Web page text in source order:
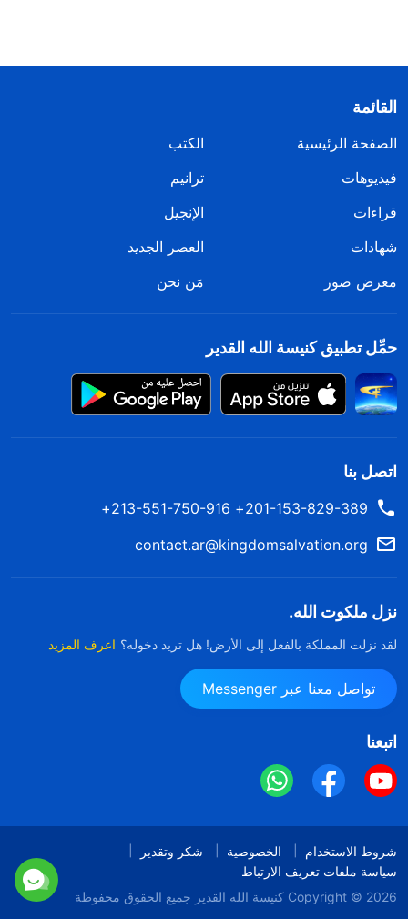
القائمة
الصفحة الرئيسية
الكتب
فيديوهات
ترانيم
قراءات
الإنجيل
شهادات
العصر الجديد
معرض صور
مَن نحن
حمِّل تطبيق كنيسة الله القدير
اتصل بنا
201-153-829-389+ 213-551-750-916+
contact.ar@kingdomsalvation.org
نزل ملكوت الله.
لقد نزلت المملكة بالفعل إلى الأرض! هل تريد دخوله؟ اعرف المزيد
تواصل معنا عبر Messenger
اتبعنا
شروط الاستخدام الخصوصية
شكر وتقدير
سياسة ملفات تعريف الارتباط
Copyright © 2026 كنيسة الله القدير جميع الحقوق محفوظة